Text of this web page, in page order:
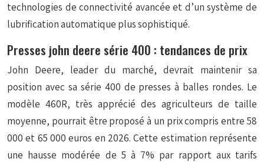
technologies deconnectivité avancéeet d’un système de
lubrification automatique plus sophistiqué.
Presses john deere série 400 : tendances de prix
John Deere, leader du marché, devrait maintenir sa
position avec sa série 400 de presses à balles rondes. Le
modèle 460R, très apprécié des agriculteurs de taille
moyenne, pourrait être proposé à un prix compris entre 58
000 et 65 000 euros en 2026. Cette estimation représente
une hausse modérée de 5 à 7% par rapport aux tarifs